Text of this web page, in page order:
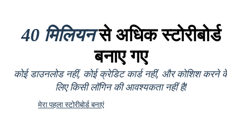
40 मिलियनसे अधिक स्टोरीबोर्ड
बनाए गए
कोई डाउनलोड नहीं, कोई क्रेडिट कार्ड नहीं, और कोशिश करने
लिए किसी लॉगिन की आवश्यकता नहीं है!
मेरा पहला स्टोरीबोर्ड बनाएं